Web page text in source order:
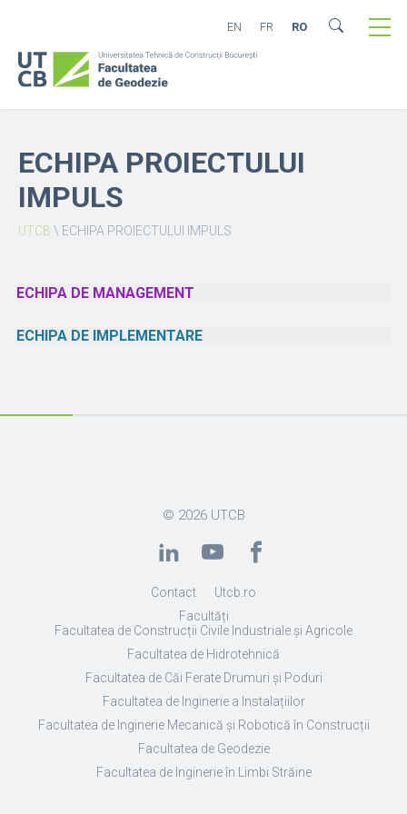
EN FR RO
ECHIPA PROIECTULUI
IMPULS
UTCB \ ECHIPA PROIECTULUI IMPULS
ECHIPA DE MANAGEMENT
ECHIPA DE IMPLEMENTARE
© 2026 UTCB
Contact
Utcb.ro
Facultăți
Facultatea de Construcții Civile Industriale și Agricole
Facultatea de Hidrotehnică
Facultatea de Căi Ferate Drumuri și Poduri
Facultatea de Inginerie a Instalațiilor
Facultatea de Inginerie Mecanică și Robotică în Construcții
Facultatea de Geodezie
Facultatea de Inginerie în Limbi Străine